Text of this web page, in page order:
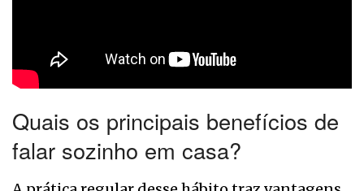
Quais os principais benefícios de
falar sozinho em casa?